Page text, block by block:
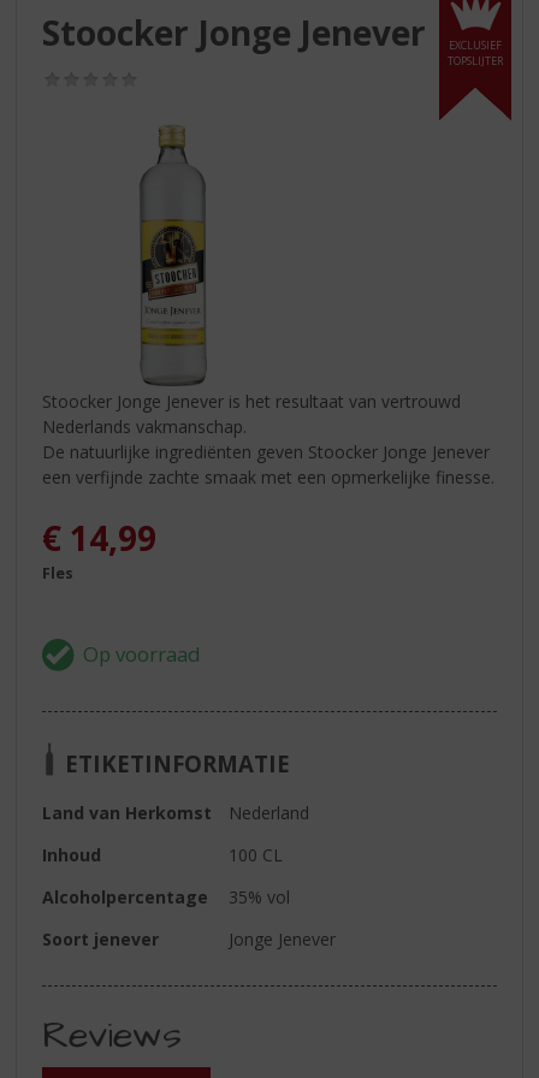
EXCLUSIEF
TOPSLIJTER
Stoocker Jonge Jenever
Stoocker Jonge Jenever is het resultaat van vertrouwd
Nederlands vakmanschap.
De natuurlijke ingrediënten geven Stoocker Jonge Jenever
een verfijnde zachte smaak met een opmerkelijke finesse.
€ 14,99
Fles
ETIKETINFORMATIE
Land van Herkomst
Nederland
Inhoud
100 CL
Alcoholpercentage
35% vol
Soort jenever
Jonge Jenever
Reviews